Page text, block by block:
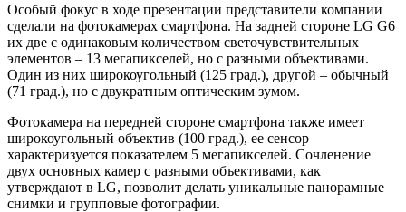
Особый фокус в ходе презентации представители компании
сделали на фотокамерах смартфона. На задней стороне LG G6
их две с одинаковым количеством светочувствительных
элементов – 13 мегапикселей, но с разными объективами.
Один из них широкоугольный (125 град.), другой – обычный
(71 град.), но с двукратным оптическим зумом.
Фотокамера на передней стороне смартфона также имеет
широкоугольный объектив (100 град.), ее сенсор
характеризуется показателем 5 мегапикселей. Сочленение
двух основных камер с разными объективами, как
утверждают в LG, позволит делать уникальные панорамные
снимки и групповые фотографии.